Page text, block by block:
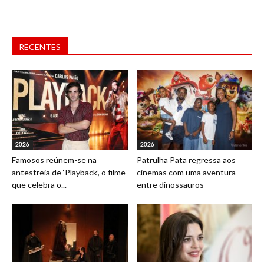
RECENTES
2026
Famosos reúnem-se na
antestreia de ‘Playback’, o filme
que celebra o...
2026
Patrulha Pata regressa aos
cinemas com uma aventura
entre dinossauros